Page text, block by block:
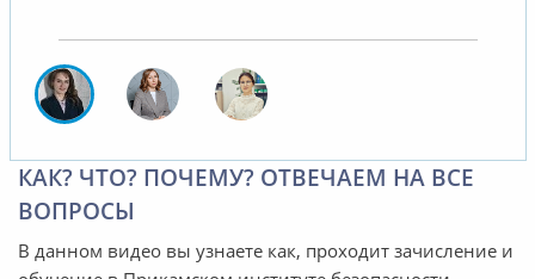
КАК? ЧТО? ПОЧЕМУ? ОТВЕЧАЕМ НА ВСЕ
ВОПРОСЫ
В данном видео вы узнаете как, проходит зачисление и